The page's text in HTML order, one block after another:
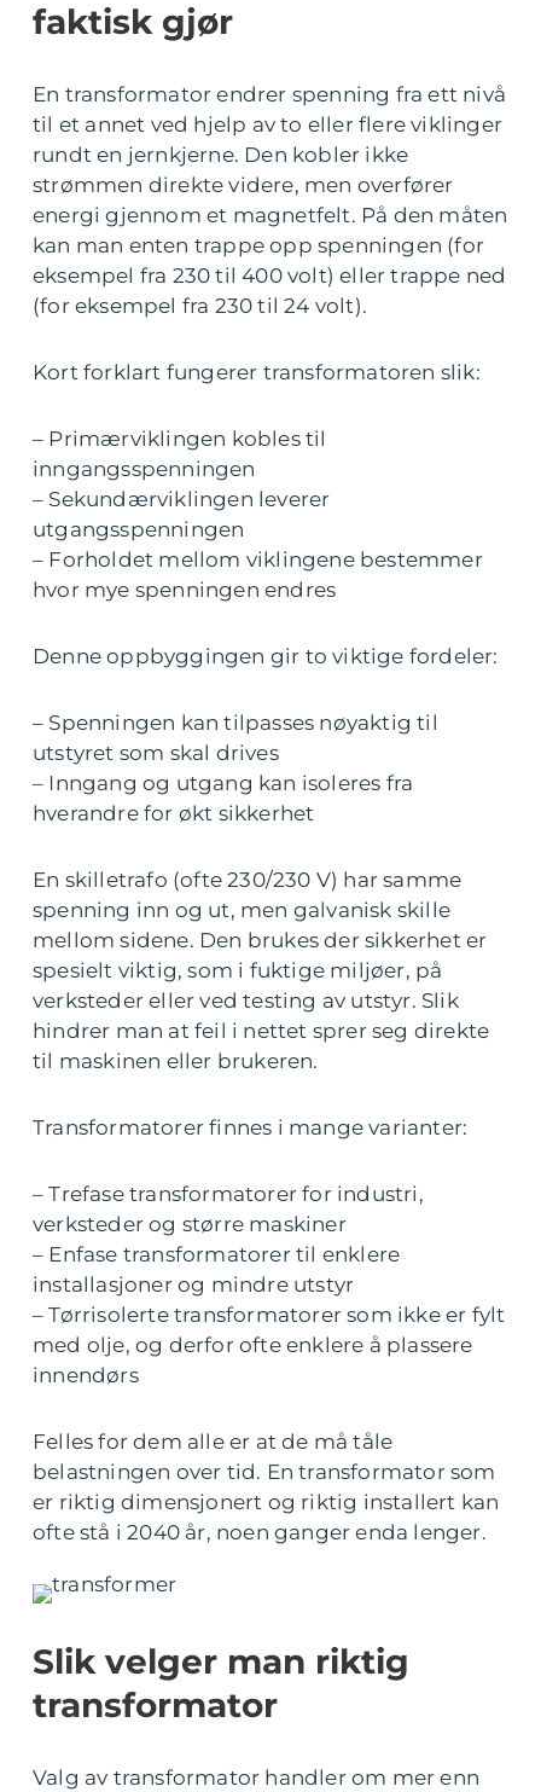
faktisk gjør
En transformator endrer spenning fra ett nivå
til et annet ved hjelp av to eller flere viklinger
rundt en jernkjerne. Den kobler ikke
strømmen direkte videre, men overfører
energi gjennom et magnetfelt. På den måten
kan man enten trappe opp spenningen (for
eksempel fra 230 til 400 volt) eller trappe ned
(for eksempel fra 230 til 24 volt).
Kort forklart fungerer transformatoren slik:
– Primærviklingen kobles til
inngangsspenningen
– Sekundærviklingen leverer
utgangsspenningen
– Forholdet mellom viklingene bestemmer
hvor mye spenningen endres
Denne oppbyggingen gir to viktige fordeler:
– Spenningen kan tilpasses nøyaktig til
utstyret som skal drives
– Inngang og utgang kan isoleres fra
hverandre for økt sikkerhet
En skilletrafo (ofte 230/230 V) har samme
spenning inn og ut, men galvanisk skille
mellom sidene. Den brukes der sikkerhet er
spesielt viktig, som i fuktige miljøer, på
verksteder eller ved testing av utstyr. Slik
hindrer man at feil i nettet sprer seg direkte
til maskinen eller brukeren.
Transformatorer finnes i mange varianter:
– Trefase transformatorer for industri,
verksteder og større maskiner
– Enfase transformatorer til enklere
installasjoner og mindre utstyr
– Tørrisolerte transformatorer som ikke er fylt
med olje, og derfor ofte enklere å plassere
innendørs
Felles for dem alle er at de må tåle
belastningen over tid. En transformator som
er riktig dimensjonert og riktig installert kan
ofte stå i 2040 år, noen ganger enda lenger.
Slik velger man riktig
transformator
Valg av transformator handler om mer enn